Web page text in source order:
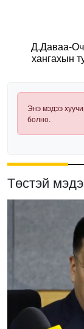
Д.Даваа-
хангахын
Энэ мэдээ
болно.
Төстэй